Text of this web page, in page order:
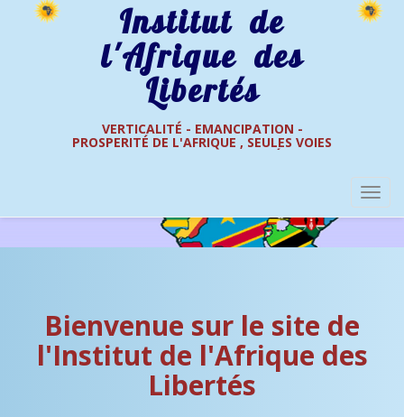
Institut de
l'Afrique des
Libertés
VERTICALITÉ - EMANCIPATION -
PROSPERITÉ DE L'AFRIQUE , SEULES VOIES
DE L'AFRIQUE DES LIBERTÉS
Bienvenue sur le site de
l'Institut de l'Afrique des
Libertés